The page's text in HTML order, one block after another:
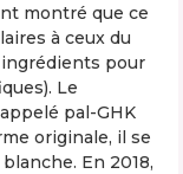
montré que ce
à ceux du
pour
Le
pal-GHK
originale, il se
En 2018,